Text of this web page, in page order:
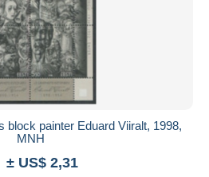
block painter Eduard Viiralt, 1998,
MNH
± US$ 2,31